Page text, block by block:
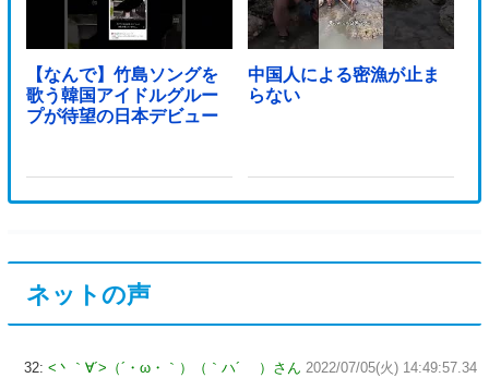
【なんで】竹島ソングを
歌う韓国アイドルグルー
プが待望の日本デビュー
中国人による密漁が止ま
らない
ネットの声
32: <丶｀∀´>（´・ω・｀）（｀ハ´ ）さん 2022/07/05(火) 14:49:57.34